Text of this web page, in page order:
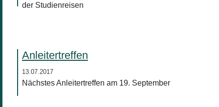
der Studienreisen
Anleitertreffen
13.07.2017
Nächstes Anleitertreffen am 19. September